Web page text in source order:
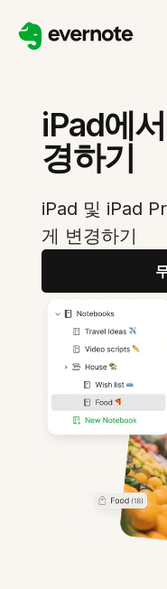
iPad에
경하기
iPad 및 iPad
게 변경하기